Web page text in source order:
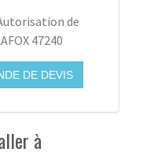
de
47240
DE DEVIS
à